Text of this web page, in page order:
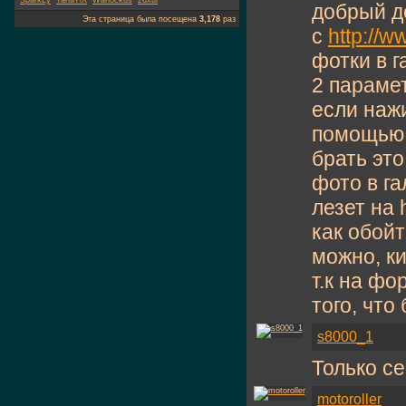
добрый
с http://
фотки в
2
если
помощью
брать
фото в
лезет на
как
можно,
т.к на
того,
s8000_1
Только
motoroller
Эта страница была посещена 3,178 раз